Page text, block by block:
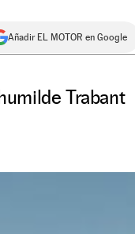
Añadir EL MOTOR en Google
Trabant